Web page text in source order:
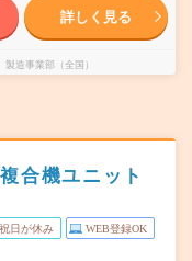
詳しく見る
造事業部（全国）
合機ユニット
日が休み WEB登録OK